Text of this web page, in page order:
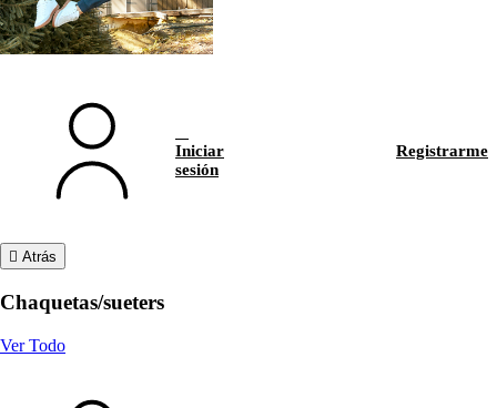
Iniciar
sesión
Registrarme
Atrás
Chaquetas/sueters
Ver Todo